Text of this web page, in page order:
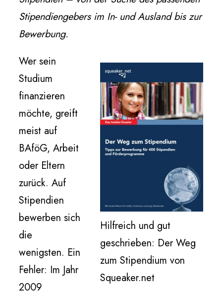
Stipendiengebers im In- und Ausland bis zur
Bewerbung.
Hilfreich und gut
geschrieben: Der Weg
zum Stipendium von
Squeaker.net
Wer sein
Studium
finanzieren
möchte, greift
meist auf
BAföG, Arbeit
oder Eltern
zurück. Auf
Stipendien
bewerben sich
die
wenigsten. Ein
Fehler: Im Jahr
2009